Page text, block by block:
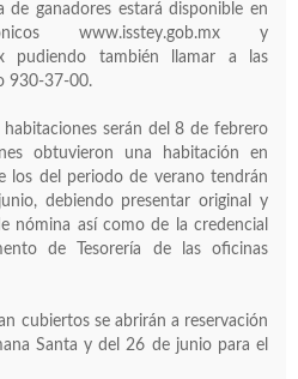
de ganadores estará disponible en
www.isstey.gob.mxy
pudiendo también llamar a las
930-37-00.
habitaciones serán del 8 de febrero
obtuvieron una habitación en
los del periodo de verano tendrán
debiendo presentar original y
nómina así como de la credencial
de Tesorería de las oficinas
cubiertos se abrirán a reservación
Santa y del 26 de junio para el